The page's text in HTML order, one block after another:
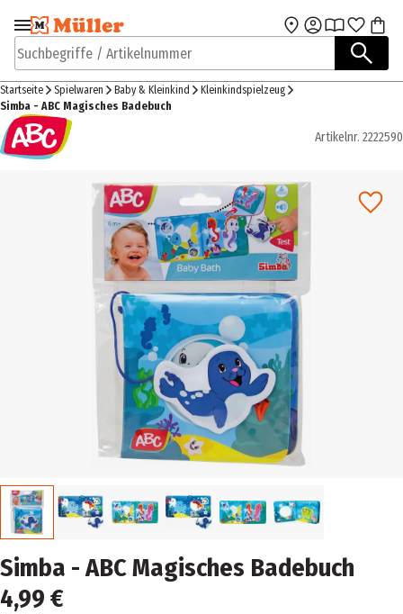
Zur Navigation
springen
Zum Hauptinhalt
Suchbegriffe / Artikelnummer
Startseite Spielwaren Baby & Kleinkind
Kleinkindspielzeug
Simba - ABC Magisches Badebuch
Artikelnr. 2222590
Simba - ABC Magisches Badebuch
4,99 €